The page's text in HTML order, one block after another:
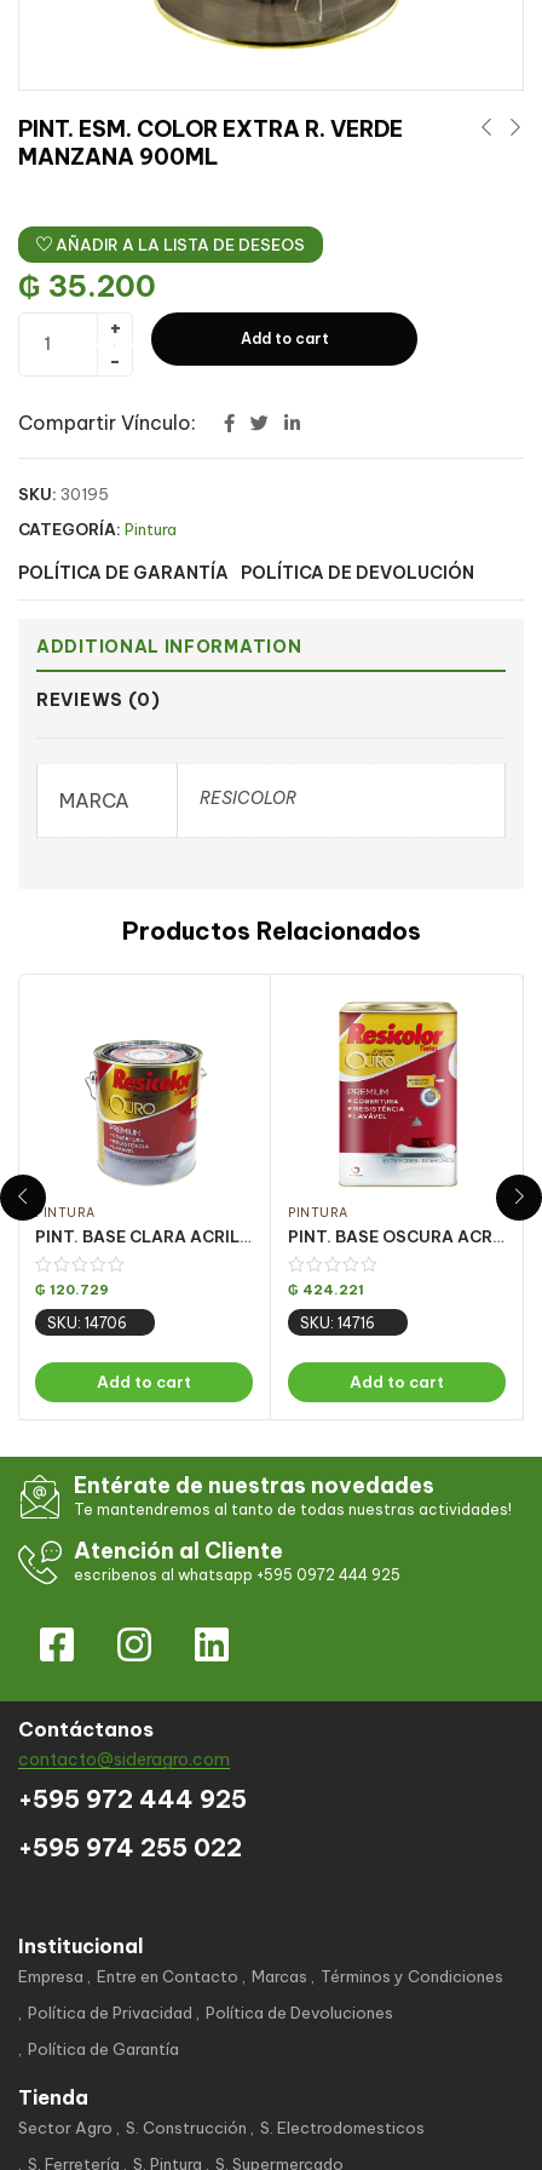
PINT. ESM. COLOR EXTRA R. VERDE
MANZANA 900ML
AÑADIR A LA LISTA DE DESEOS
₲ 35.200
Add to cart
Compartir Vínculo:
SKU: 30195
CATEGORÍA: Pintura
POLÍTICA DE GARANTÍA POLÍTICA DE DEVOLUCIÓN
ADDITIONAL INFORMATION
REVIEWS (0)
MARCA RESICOLOR
Productos Relacionados
PINTURA
PINT. BASE CLARA ACRILICA OURO FOSCO 3.24LT
₲ 120.729
SKU: 14706
Add to cart
PINTURA
PINT. BASE OSCURA ACRILICA OURO FOSCO 16.2LT
₲ 424.221
SKU: 14716
Add to cart
Entérate de nuestras novedades
Te mantendremos al tanto de todas nuestras actividades!
Atención al Cliente
escribenos al whatsapp +595 0972 444 925
Contáctanos
contacto@sideragro.com
+595 972 444 925
+595 974 255 022
Institucional
Empresa Entre en Contacto Marcas
Términos y Condiciones
Política de Privacidad
Política de Devoluciones
Política de Garantía
Tienda
Sector Agro S. Construcción
S. Electrodomesticos
S. Ferretería
S. Pintura S. Supermercado